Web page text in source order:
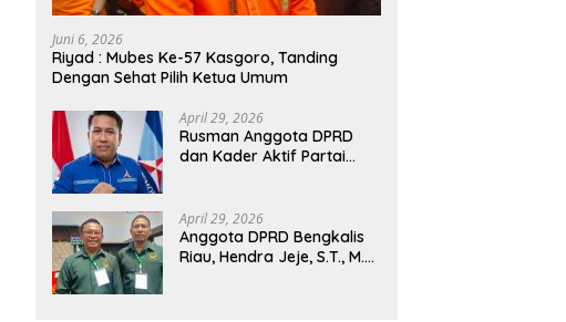
Juni 6, 2026
Riyad : Mubes Ke-57 Kasgoro, Tanding
Dengan Sehat Pilih Ketua Umum
April 29, 2026
Rusman Anggota DPRD
dan Kader Aktif Partai
Cik Ujang Pimpin DPD
Partai Demokrat SumSel
April 29, 2026
Anggota DPRD Bengkalis
Riau, Hendra Jeje, S.T., M.M